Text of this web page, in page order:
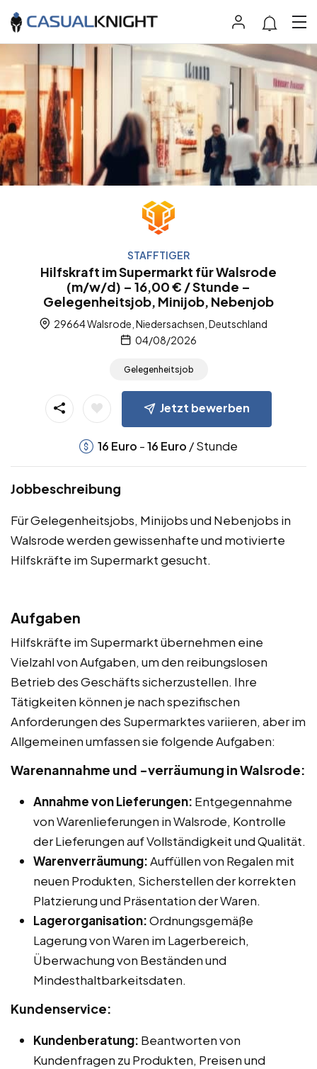
STAFFTIGER
Hilfskraft im Supermarkt für Walsrode
(m/w/d) – 16,00 € / Stunde –
Gelegenheitsjob, Minijob, Nebenjob
29664 Walsrode, Niedersachsen, Deutschland
04/08/2026
Gelegenheitsjob
Jetzt bewerben
16 Euro -16 Euro / Stunde
Jobbeschreibung
Für Gelegenheitsjobs, Minijobs und Nebenjobs in
Walsrode werden gewissenhafte und motivierte
Hilfskräfte im Supermarkt gesucht.
Aufgaben
Hilfskräfte im Supermarkt übernehmen eine
Vielzahl von Aufgaben, um den reibungslosen
Betrieb des Geschäfts sicherzustellen. Ihre
Tätigkeiten können je nach spezifischen
Anforderungen des Supermarktes variieren, aber im
Allgemeinen umfassen sie folgende Aufgaben:
Warenannahme und -verräumung in Walsrode:
Annahme von Lieferungen: Entgegennahme
von Warenlieferungen in Walsrode, Kontrolle
der Lieferungen auf Vollständigkeit und Qualität.
Warenverräumung:Auffüllen von Regalen mit
neuen Produkten, Sicherstellen der korrekten
Platzierung und Präsentation der Waren.
Lagerorganisation:Ordnungsgemäße
Lagerung von Waren im Lagerbereich,
Überwachung von Beständen und
Mindesthaltbarkeitsdaten.
Kundenservice:
Kundenberatung: Beantworten von
Kundenfragen zu Produkten, Preisen und